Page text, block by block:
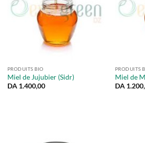
PRODUITS BIO
Miel de Jujubier (Sidr)
DA1.400,00
PRODUITS
Miel de
DA